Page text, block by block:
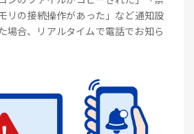
リの接続操作があった」など通知設
場合、リアルタイムで電話でお知ら